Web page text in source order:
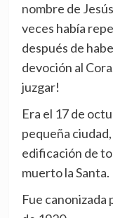
nombre de
veces había
después de
devoción al
juzgar!
Era el 17 de
pequeña
edificación de
muerto la Santa.
Fue canonizada